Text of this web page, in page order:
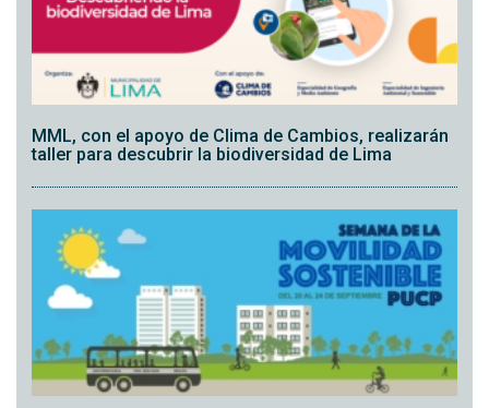
MML, con el apoyo de Clima de Cambios, realizarán
taller para descubrir la biodiversidad de Lima